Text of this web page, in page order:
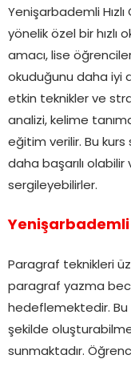
Yenişarbademli
yönelik özel bir hızlı
amacı, lise
okuduğunu daha iyi
etkin teknikler ve
analizi, kelime
eğitim verilir. Bu kurs
daha başarılı
sergileyebilirler.
Paragraf teknikleri
paragraf yazma
hedeflemektedir. Bu
şekilde
sunmaktadır.